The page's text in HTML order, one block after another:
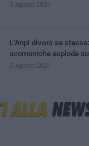
5 Agosto 2026
L’Anpi divora se
scomuniche esplode
5 Agosto 2026